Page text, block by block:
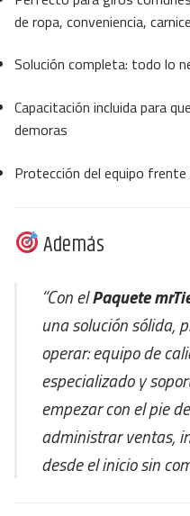
de ropa, conveniencia,
Solución completa: todo lo
Capacitación incluida para
demoras
Protección del equipo
Además
“Con elPaquete
una solución sólida,
operar: equipo de
especializado y
empezar con el pie
administrar ventas,
desde el inicio sin